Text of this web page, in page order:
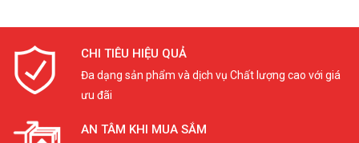
CHI TIÊU HIỆU QUẢ
Đa dạng sản phẩm và dịch vụ Chất lượng cao với giá
ưu đãi
AN TÂM KHI MUA SẮM